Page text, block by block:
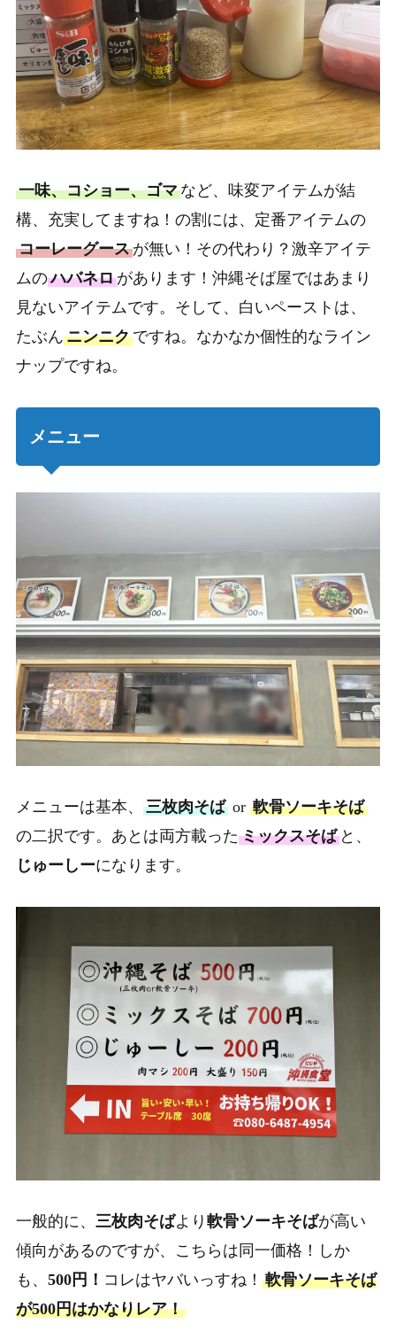
一味、コショー、ゴマなど、味変アイテムが結
構、充実してますね！の割には、定番アイテムの
コーレーグースが無い！その代わり？激辛アイテ
ムのハバネロがあります！沖縄そば屋ではあまり
見ないアイテムです。そして、白いペーストは、
たぶんニンニクですね。なかなか個性的なライン
ナップですね。
メニュー
メニューは基本、 三枚肉そばor 軟骨ソーキそば
の二択です。あとは両方載った ミックスそばと、
じゅーしーになります。
一般的に、 三枚肉そばより 軟骨ソーキそばが高い
傾向があるのですが、こちらは同一価格！しか
も、 500円！ コレはヤバいっすね！ 軟骨ソーキそば
が500円はかなりレア！